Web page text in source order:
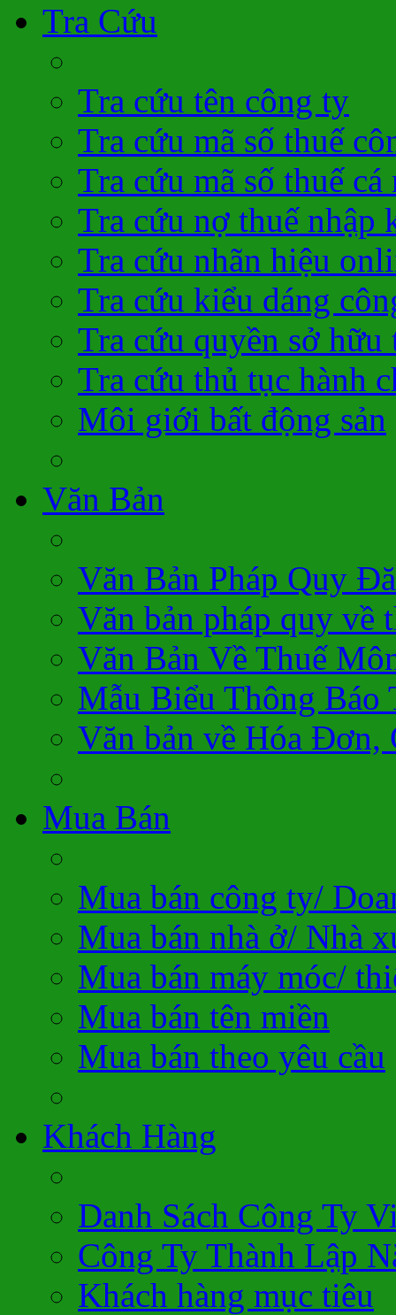
Tra Cứu
Tra cứu tên công ty
Tra cứu mã số thuế
Tra cứu mã số thuế cá
Tra cứu nợ thuế nhập
Tra cứu nhãn hiệu
Tra cứu kiểu dáng
Tra cứu quyền sở hữu
Tra cứu thủ tục hành
Môi giới bất động sản
Văn Bản
Văn Bản Pháp Quy
Văn bản pháp quy về
Văn Bản Về Thuế
Mẫu Biểu Thông Báo
Văn bản về Hóa Đơn,
Mua Bán
Mua bán công ty/
Mua bán nhà ở/ Nhà
Mua bán máy móc/
Mua bán tên miền
Mua bán theo yêu cầu
Khách Hàng
Danh Sách Công Ty
Công Ty Thành Lập
Khách hàng mục tiêu